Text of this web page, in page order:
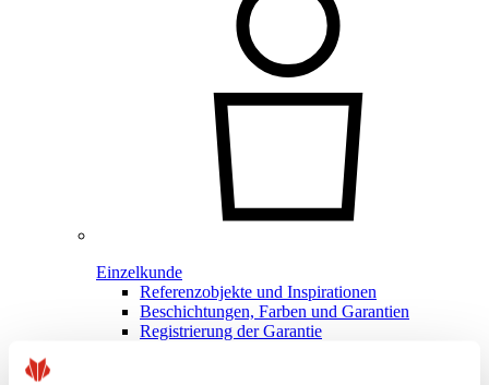
Einzelkunde
Referenzobjekte und Inspirationen
Beschichtungen, Farben und Garantien
Registrierung der Garantie